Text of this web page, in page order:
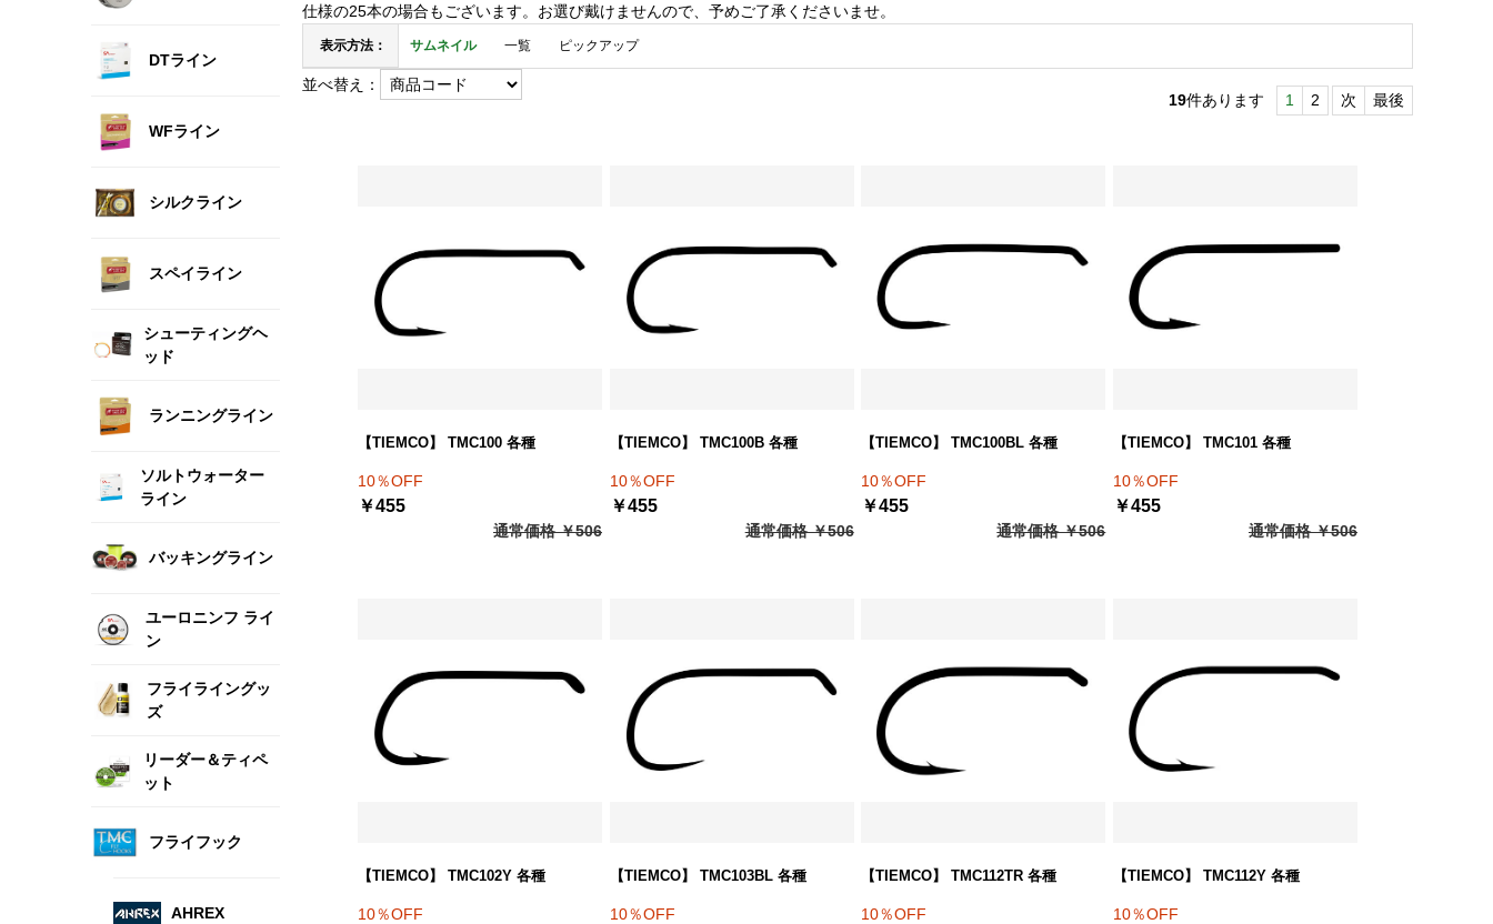
DTライン
WFライン
シルクライン
スペイライン
シューティングヘ
ッド
ランニングライン
ソルトウォーター
ライン
バッキングライン
ユーロニンフ ライ
ン
フライライングッ
ズ
リーダー＆ティペ
ット
フライフック
AHREX
仕様の25本の場合もございます。お選び戴けませんので、予めご了承くださいませ。
表示方法： サムネイル 一覧 ピックアップ
並べ替え：
19件あります 1 2 次 最後
【TIEMCO】 TMC100 各種
10％OFF
￥455
通常価格 ￥506
【TIEMCO】 TMC100B 各種
10％OFF
￥455
通常価格 ￥506
【TIEMCO】 TMC100BL 各種
10％OFF
￥455
通常価格 ￥506
【TIEMCO】 TMC101 各種
10％OFF
￥455
通常価格 ￥506
【TIEMCO】 TMC102Y 各種
10％OFF
【TIEMCO】 TMC103BL 各種
10％OFF
【TIEMCO】 TMC112TR 各種
10％OFF
【TIEMCO】 TMC112Y 各種
10％OFF